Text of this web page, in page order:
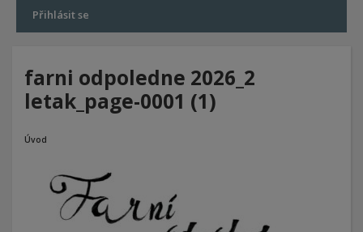
Přihlásit se
farni odpoledne 2026_2
letak_page-0001 (1)
Úvod